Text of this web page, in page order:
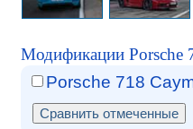
Модификации Porsche
Porsche 718